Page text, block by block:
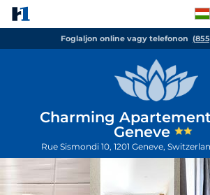
Foglaljon online vagy telefonon
Charming
Geneve
Rue Sismondi 10, 1201 Geneve,